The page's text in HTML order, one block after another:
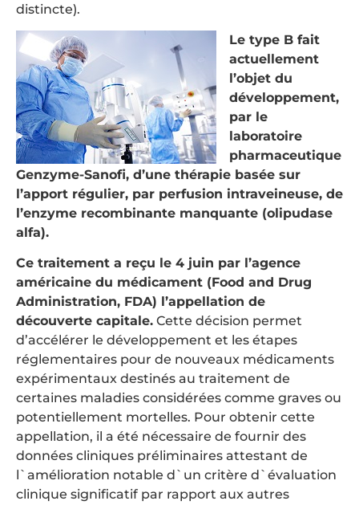
distincte).
Le type B fait
actuellement
l’objet du
développement,
par le
laboratoire
pharmaceutique
Genzyme-Sanofi, d’une thérapie basée sur
l’apport régulier, par perfusion intraveineuse, de
l’enzyme recombinante manquante (olipudase
alfa).
Ce traitement a reçu le 4 juin par l’agence
américaine du médicament (Food and Drug
Administration, FDA) l’appellation de
découverte capitale. Cette décision permet
d’accélérer le développement et les étapes
réglementaires pour de nouveaux médicaments
expérimentaux destinés au traitement de
certaines maladies considérées comme graves ou
potentiellement mortelles. Pour obtenir cette
appellation, il a été nécessaire de fournir des
données cliniques préliminaires attestant de
l`amélioration notable d`un critère d`évaluation
clinique significatif par rapport aux autres